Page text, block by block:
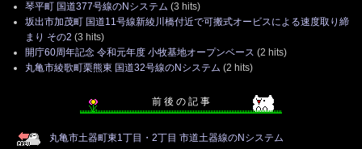
琴平町 国道377号線のNシステム (3 hits)
坂出市加茂町 国道11号線新綾川橋付近で可搬式オービスによる速度取り締
まり その2 (3 hits)
開庁60周年記念 令和元年度 小牧基地オープンベース (2 hits)
丸亀市綾歌町栗熊東 国道32号線のNシステム (2 hits)
前 後 の 記 事
丸亀市土器町東1丁目・2丁目 市道土器線のNシステム